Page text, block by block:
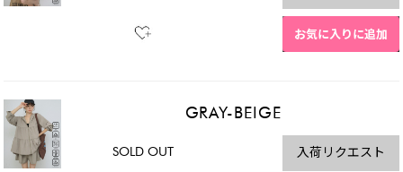
お気に入りに追加
GRAY-BEIGE
SOLD OUT 入荷リクエスト